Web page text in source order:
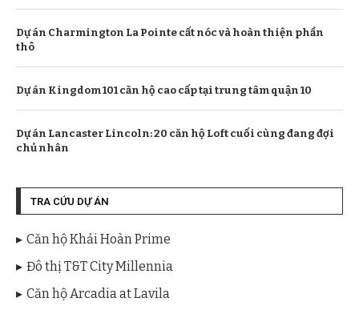
Dự án Charmington La Pointe cất nóc và hoàn thiện phần
thô
Dự án Kingdom 101 căn hộ cao cấp tại trung tâm quận 10
Dự án Lancaster Lincoln: 20 căn hộ Loft cuối cùng đang đợi
chủ nhân
TRA CỨU DỰ ÁN
Căn hộ Khải Hoàn Prime
Đô thị T&T City Millennia
Căn hộ Arcadia at Lavila